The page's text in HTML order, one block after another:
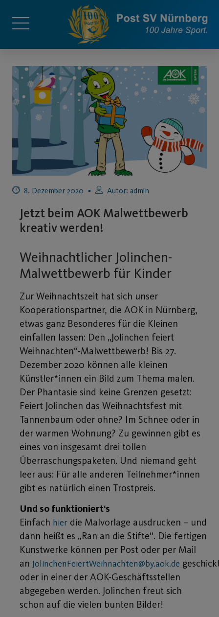
8. Dezember 2020 Autor: admin
Jetzt beim AOK Malwettbewerb
kreativ werden!
Weihnachtlicher Jolinchen-
Malwettbewerb für Kinder
Zur Weihnachtszeit hat sich unser
Kooperationspartner, die AOK in Nürnberg,
etwas ganz Besonderes für die Kleinen
einfallen lassen: Den „Jolinchen feiert
Weihnachten“-Malwettbewerb! Bis 27.
Dezember 2020 können alle kleinen
Künstler*innen ein Bild zum Thema malen.
Der Phantasie sind keine Grenzen gesetzt:
Feiert Jolinchen das Weihnachtsfest mit
Tannenbaum oder ohne? Im Schnee oder in
der warmen Wohnung? Zu gewinnen gibt es
eines von insgesamt drei tollen
Überraschungspaketen. Und niemand geht
leer aus: Für alle anderen Teilnehmer*innen
gibt es natürlich einen Trostpreis.
Und so funktioniert‘s
Einfach hier die Malvorlage ausdrucken – und
dann heißt es „Ran an die Stifte“. Die fertigen
Kunstwerke können per Post oder per Mail
an JolinchenFeiertWeihnachten@by.aok.de
oder in einer der AOK-Geschäftsstellen
abgegeben werden. Jolinchen freut sich
schon auf die vielen bunten Bilder!